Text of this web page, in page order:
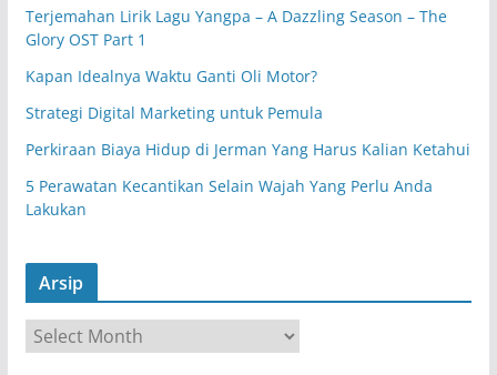
Terjemahan Lirik Lagu Yangpa – A Dazzling Season – The
Glory OST Part 1
Kapan Idealnya Waktu Ganti Oli Motor?
Strategi Digital Marketing untuk Pemula
Perkiraan Biaya Hidup di Jerman Yang Harus Kalian Ketahui
5 Perawatan Kecantikan Selain Wajah Yang Perlu Anda
Lakukan
Arsip
r